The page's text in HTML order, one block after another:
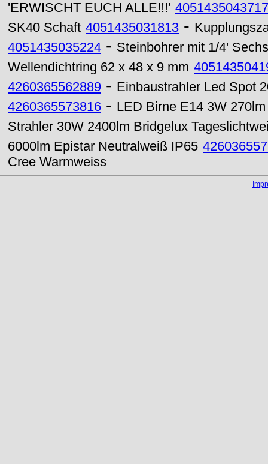
'ERWISCHT EUCH ALLE!!!' 4051435043717
SK40 Schaft 4051435031813 -
4051435035224 - Steinbohrer mit 1/4'
Wellendichtring 62 x 48 x 9 mm
4260365562889 - Einbaustrahler Led Spot
4260365573816 - LED Birne E14 3W
Strahler 30W 2400lm Bridgelux
6000lm Epistar Neutralweiß IP65
Cree Warmweiss